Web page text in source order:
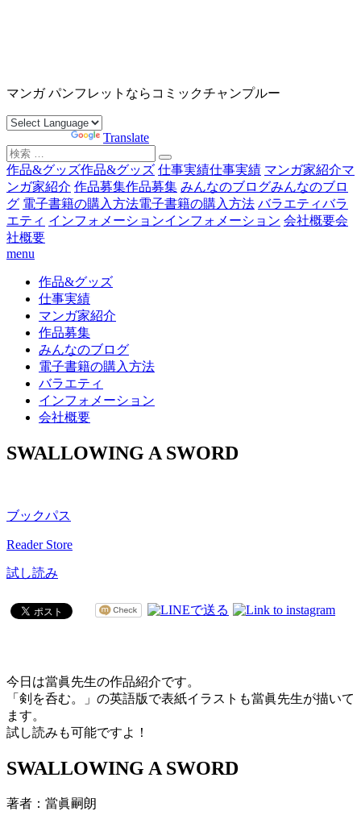
ツ
ス
ッ
プ
マンガ パンフレットならコミックチャンプルー
Translate
検
索
対
象:
作品&グッズ作品&グッズ 仕事実績仕事実績 マンガ家紹介マ
ンガ家紹介 作品募集作品募集 みんなのブログみんなのブロ
グ 電子書籍の購入方法電子書籍の購入方法 バラエティバラ
エティ インフォメーションインフォメーション 会社概要会
社概要
menu
作品&グッズ
仕事実績
マンガ家紹介
作品募集
みんなのブログ
電子書籍の購入方法
バラエティ
インフォメーション
会社概要
SWALLOWING A SWORD
ブックパス
Reader Store
試し読み
今日は當眞先生の作品紹介です。
「剣を呑む。」の英語版で表紙イラストも當眞先生が描いて
ます。
試し読みも可能ですよ！
SWALLOWING A SWORD
著者：當眞嗣朗